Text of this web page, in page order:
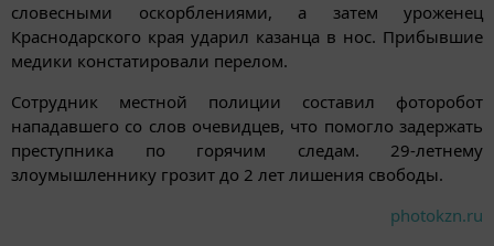
словесными оскорблениями, а затем уроженец
Краснодарского края ударил казанца в нос. Прибывшие
медики констатировали перелом.
Сотрудник местной полиции составил фоторобот
нападавшего со слов очевидцев, что помогло задержать
преступника по горячим следам. 29-летнему
злоумышленнику грозит до 2 лет лишения свободы.
photokzn.ru